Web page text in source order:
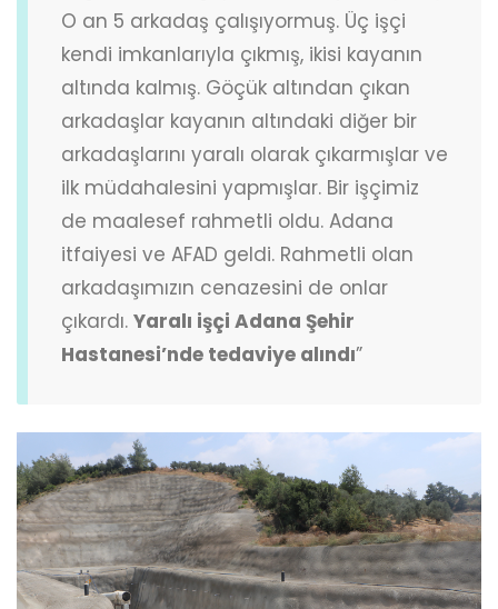
O an 5 arkadaş çalışıyormuş. Üç işçi
kendi imkanlarıyla çıkmış, ikisi kayanın
altında kalmış. Göçük altından çıkan
arkadaşlar kayanın altındaki diğer bir
arkadaşlarını yaralı olarak çıkarmışlar ve
ilk müdahalesini yapmışlar. Bir işçimiz
de maalesef rahmetli oldu. Adana
itfaiyesi ve AFAD geldi. Rahmetli olan
arkadaşımızın cenazesini de onlar
çıkardı. Yaralı işçi Adana Şehir
Hastanesi’nde tedaviye alındı”